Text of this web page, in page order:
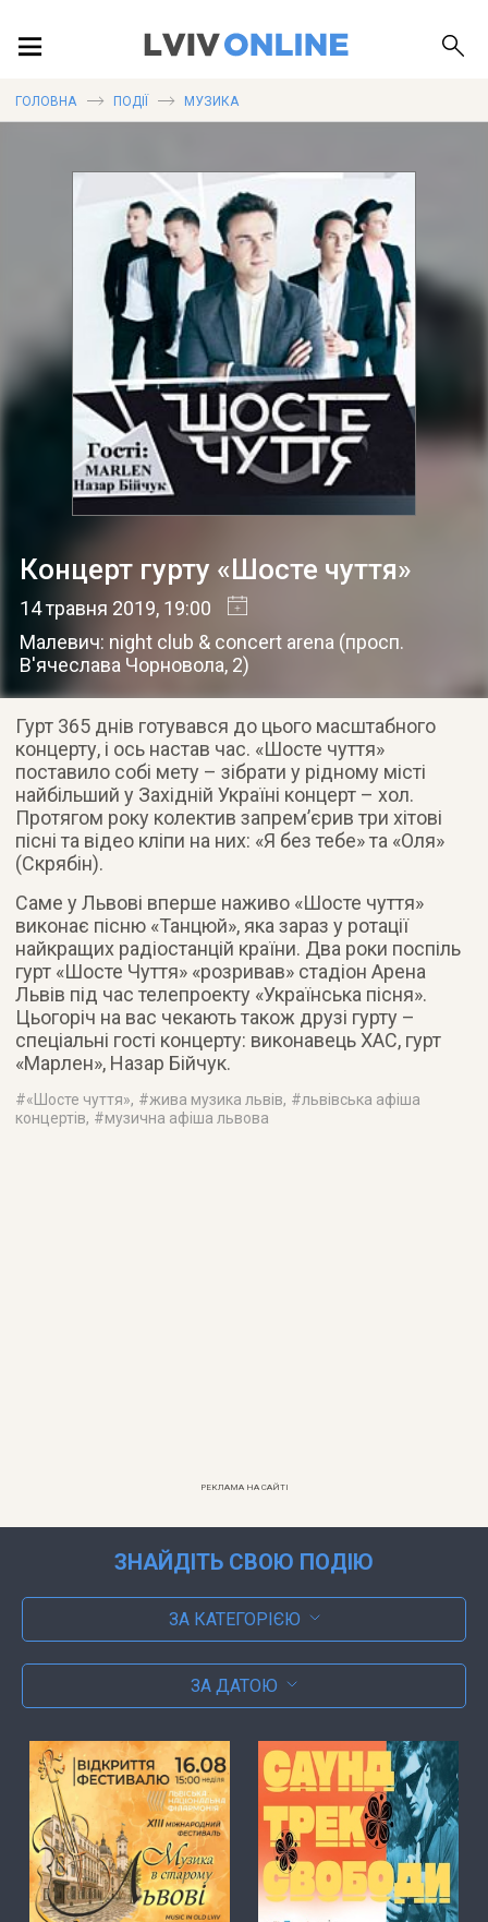
ПУБЛІКАЦІЇ
ДОВІДКА
ГОЛОВНА ПОДІЇ МУЗИКА
Концерт гурту «Шосте чуття»
14 травня 2019, 19:00
Малевич: night club & concert arena (просп.
В'ячеслава Чорновола, 2)
Гурт 365 днів готувався до цього масштабного
концерту, і ось настав час. «Шосте чуття»
поставило собі мету – зібрати у рідному місті
найбільший у Західній Україні концерт – хол.
Протягом року колектив запрем’єрив три хітові
пісні та відео кліпи на них: «Я без тебе» та «Оля»
(Скрябін).
Саме у Львові вперше наживо «Шосте чуття»
виконає пісню «Танцюй», яка зараз у ротації
найкращих радіостанцій країни. Два роки поспіль
гурт «Шосте Чуття» «розривав» стадіон Арена
Львів під час телепроекту «Українська пісня».
Цьогоріч на вас чекають також друзі гурту –
спеціальні гості концерту: виконавець ХАС, гурт
«Марлен», Назар Бійчук.
#«Шосте чуття», #жива музика львів, #львівська афіша
концертів, #музична афіша львова
РЕКЛАМА НА САЙТІ
ЗНАЙДІТЬ СВОЮ ПОДІЮ
ЗА КАТЕГОРІЄЮ
ЗА ДАТОЮ